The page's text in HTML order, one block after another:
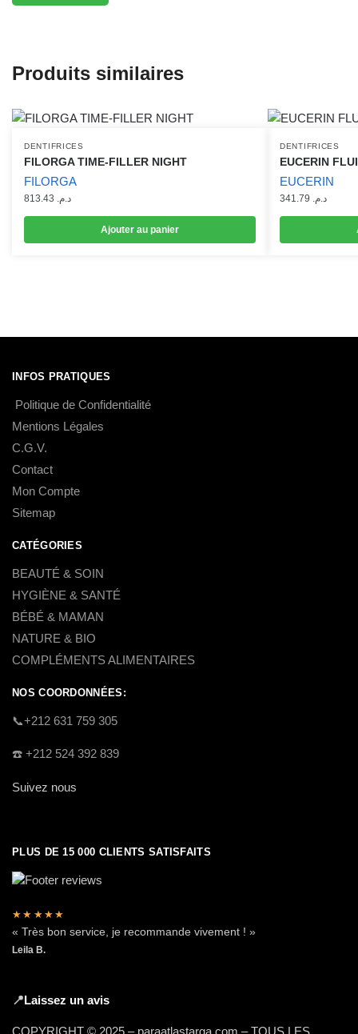
Produits similaires
DENTIFRICES
FILORGA TIME-FILLER NIGHT
FILORGA
د.م.
Ajouter au panier
DENTIFRICES
EUCERIN
EUCERIN
د.م.
INFOS PRATIQUES
Politique de Confidentialité
Mentions Légales
C.G.V.
Contact
Mon Compte
Sitemap
CATÉGORIES
BEAUTÉ & SOIN
HYGIÈNE & SANTÉ
BÉBÉ & MAMAN
NATURE & BIO
COMPLÉMENTS ALIMENTAIRES
NOS COORDONNÉES:
​📞+212 631 759 305
☎️​ +212 524 392 839
Suivez nous
PLUS DE 15 000 CLIENTS SATISFAITS
★★★★★
« Très bon service, je recommande vivement ! »
Leila B.
📍Laissez un avis